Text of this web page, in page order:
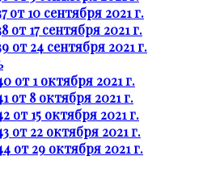
от 10 сентября 2021 г.
от 17 сентября 2021 г.
от 24 сентября 2021 г.
от 1 октября 2021 г.
от 8 октября 2021 г.
от 15 октября 2021 г.
от 22 октября 2021 г.
от 29 октября 2021 г.